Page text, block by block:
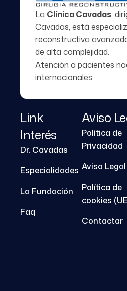
La Clínica Cavadas,
Cavadas, está
reconstructiva
de alta complejidad.
Atención a pacientes
internacionales.
Link
Interés
Dr. Cavadas
Especialidades
La Fundación
Faq
Aviso
Política de
Privacidad
Aviso Legal
Política de
cookies
Contactar